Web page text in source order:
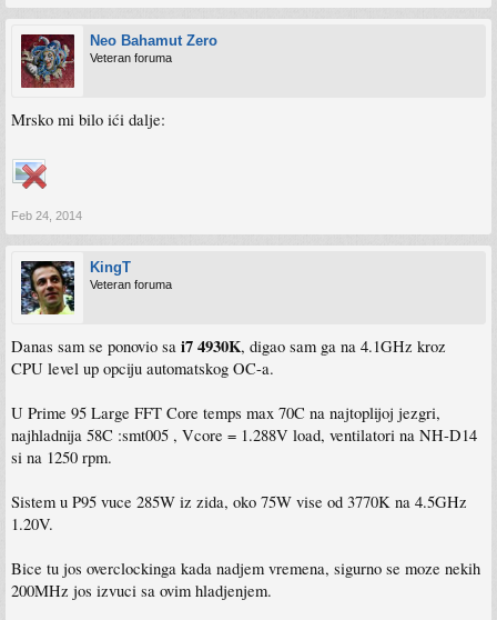
Neo Bahamut Zero
Veteran foruma
Mrsko mi bilo ići dalje:
Feb 24, 2014
KingT
Veteran foruma
Danas sam se ponovio sa i7 4930K, digao sam ga na 4.1GHz kroz
CPU level up opciju automatskog OC-a.
U Prime 95 Large FFT Core temps max 70C na najtoplijoj jezgri,
najhladnija 58C :smt005 , Vcore = 1.288V load, ventilatori na NH-D14
si na 1250 rpm.
Sistem u P95 vuce 285W iz zida, oko 75W vise od 3770K na 4.5GHz
1.20V.
Bice tu jos overclockinga kada nadjem vremena, sigurno se moze nekih
200MHz jos izvuci sa ovim hladjenjem.